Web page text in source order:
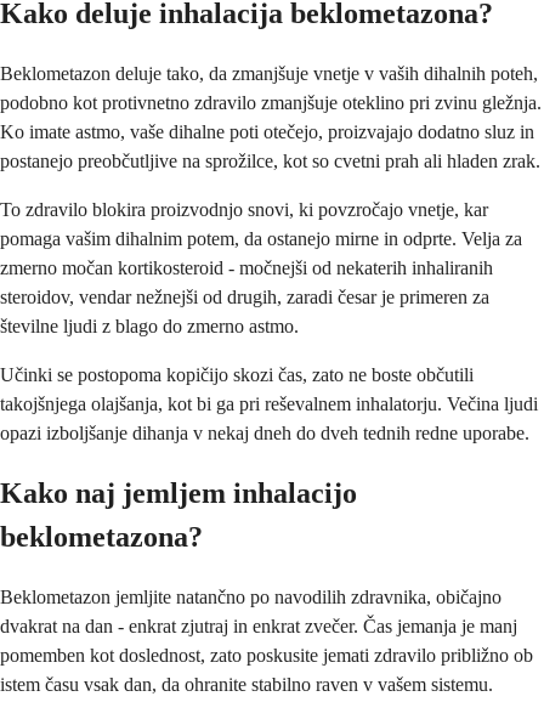
Kako deluje inhalacija beklometazona?
Beklometazon deluje tako, da zmanjšuje vnetje v vaših dihalnih poteh,
podobno kot protivnetno zdravilo zmanjšuje oteklino pri zvinu gležnja.
Ko imate astmo, vaše dihalne poti otečejo, proizvajajo dodatno sluz in
postanejo preobčutljive na sprožilce, kot so cvetni prah ali hladen zrak.
To zdravilo blokira proizvodnjo snovi, ki povzročajo vnetje, kar
pomaga vašim dihalnim potem, da ostanejo mirne in odprte. Velja za
zmerno močan kortikosteroid - močnejši od nekaterih inhaliranih
steroidov, vendar nežnejši od drugih, zaradi česar je primeren za
številne ljudi z blago do zmerno astmo.
Učinki se postopoma kopičijo skozi čas, zato ne boste občutili
takojšnjega olajšanja, kot bi ga pri reševalnem inhalatorju. Večina ljudi
opazi izboljšanje dihanja v nekaj dneh do dveh tednih redne uporabe.
Kako naj jemljem inhalacijo
beklometazona?
Beklometazon jemljite natančno po navodilih zdravnika, običajno
dvakrat na dan - enkrat zjutraj in enkrat zvečer. Čas jemanja je manj
pomemben kot doslednost, zato poskusite jemati zdravilo približno ob
istem času vsak dan, da ohranite stabilno raven v vašem sistemu.